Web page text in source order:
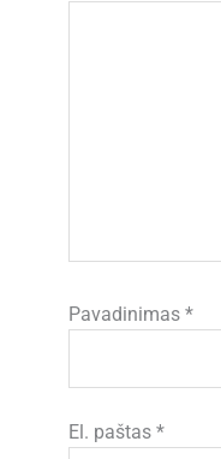
Pavadinimas*
El. paštas*